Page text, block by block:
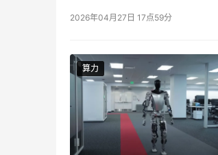
2026年04月27日 17点59分
算力
算力